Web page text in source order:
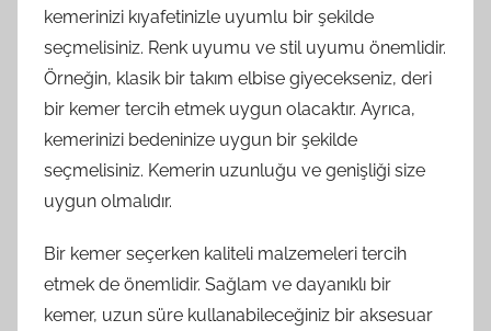
kemerinizi kıyafetinizle uyumlu bir şekilde
seçmelisiniz. Renk uyumu ve stil uyumu önemlidir.
Örneğin, klasik bir takım elbise giyecekseniz, deri
bir kemer tercih etmek uygun olacaktır. Ayrıca,
kemerinizi bedeninize uygun bir şekilde
seçmelisiniz. Kemerin uzunluğu ve genişliği size
uygun olmalıdır.
Bir kemer seçerken kaliteli malzemeleri tercih
etmek de önemlidir. Sağlam ve dayanıklı bir
kemer, uzun süre kullanabileceğiniz bir aksesuar